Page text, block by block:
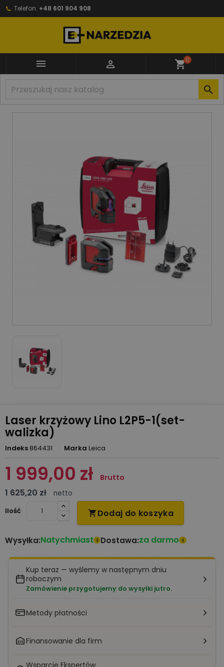
Telefon: +48 601 904 908
  shopping_cart0

Laser krzyżowy Lino L2P5-1(set-
walizka)
Indeks 864431 Marka Leica
1 999,00 zł Brutto
1 625,20 zł
netto
Ilość
 Dodaj do koszyka
Wysyłka:Natychmiast i Dostawa:za darmo i
Kup teraz — wyślemy w następnym dniu
roboczym
Zamówienie przygotujemy do wysyłki jutro.
Metody płatności
Finansowanie dla firm